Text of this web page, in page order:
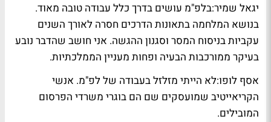
יגאל שמיר:בלפ"מ עושים בדרך כלל עבודה טובה מאוד.
בנושא המלחמה בתאונות הדרכים חסרה לאורך השנים
עקביות בניסוח המסר וסגנון ההגשה. אני חושב שהדבר נובע
בעיקר ממורכבות הבעיה ופחות מעניין הממלכתיות.
אסף לופו:לא הייתי מזלזל בעבודה של לפ"מ. אנשי
הקריאייטיב שמועסקים שם הם בוגרי משרדי הפרסום
המובילים.